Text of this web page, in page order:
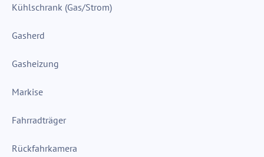
Kühlschrank (Gas/Strom)
Gasherd
Gasheizung
Markise
Fahrradträger
Rückfahrkamera